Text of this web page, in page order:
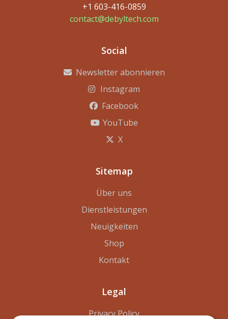
+1 603-416-0859
contact@debyltech.com
Social
Newsletter abonnieren
Instagram
Facebook
YouTube
X
Sitemap
Über uns
Dienstleistungen
Neuigkeiten
Shop
Kontakt
Legal
Privacy Policy